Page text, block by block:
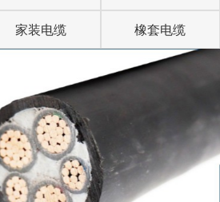
家装电缆 橡套电缆